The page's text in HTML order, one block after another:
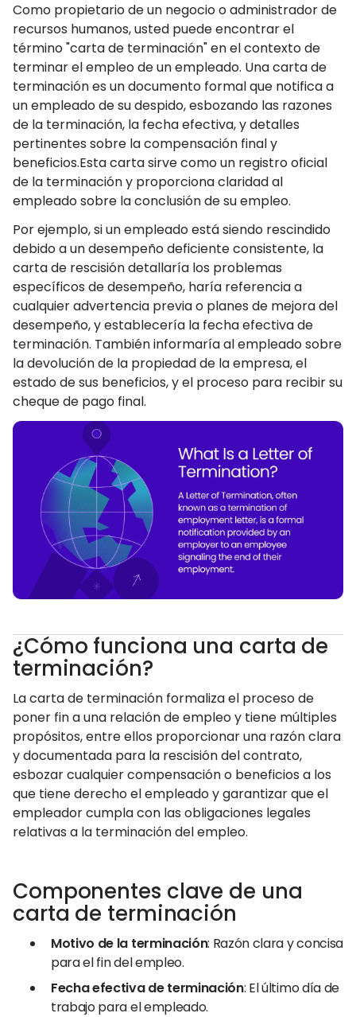
Como propietario de un negocio o administrador de
recursos humanos, usted puede encontrar el
término "carta de terminación" en el contexto de
terminar el empleo de un empleado. Una carta de
terminación es un documento formal que notifica a
un empleado de su despido, esbozando las razones
de la terminación, la fecha efectiva, y detalles
pertinentes sobre la compensación final y
beneficios.Esta carta sirve como un registro oficial
de la terminación y proporciona claridad al
empleado sobre la conclusión de su empleo.
Por ejemplo, si un empleado está siendo rescindido
debido a un desempeño deficiente consistente, la
carta de rescisión detallaría los problemas
específicos de desempeño, haría referencia a
cualquier advertencia previa o planes de mejora del
desempeño, y establecería la fecha efectiva de
terminación. También informaría al empleado sobre
la devolución de la propiedad de la empresa, el
estado de sus beneficios, y el proceso para recibir su
cheque de pago final.
¿Cómo funciona una carta de
terminación?
La carta de terminación formaliza el proceso de
poner fin a una relación de empleo y tiene múltiples
propósitos, entre ellos proporcionar una razón clara
y documentada para la rescisión del contrato,
esbozar cualquier compensación o beneficios a los
que tiene derecho el empleado y garantizar que el
empleador cumpla con las obligaciones legales
relativas a la terminación del empleo.
Componentes clave de una
carta de terminación
Motivo de la terminación: Razón clara y concisa
para el fin del empleo.
Fecha efectiva de terminación: El último día de
trabajo para el empleado.